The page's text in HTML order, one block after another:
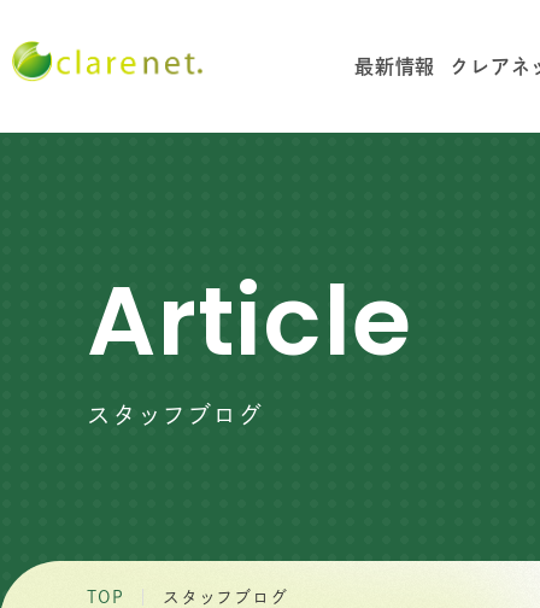
最新情報 クレアネ
Article
スタッフブログ
TOP スタッフブログ